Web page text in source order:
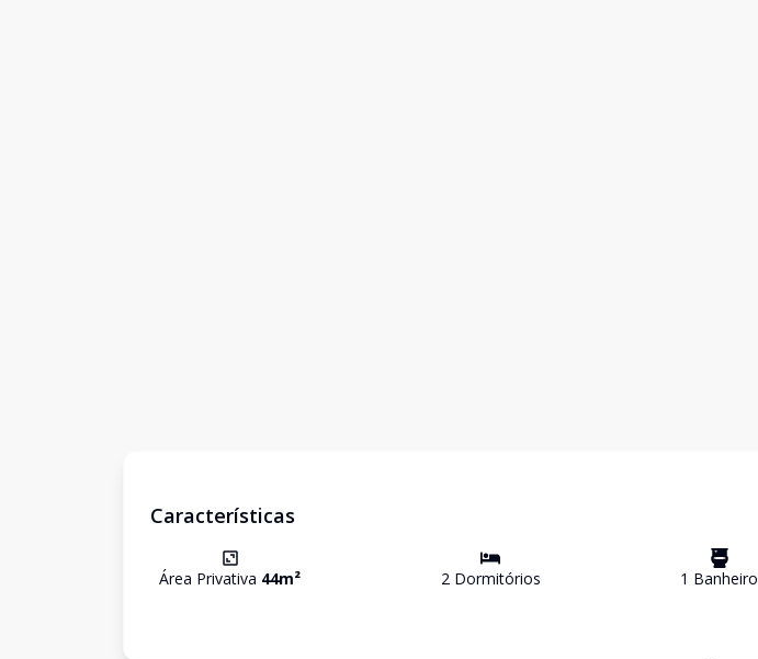
Características
Área Privativa 44m² 2Dormitórios 1 Banheiro